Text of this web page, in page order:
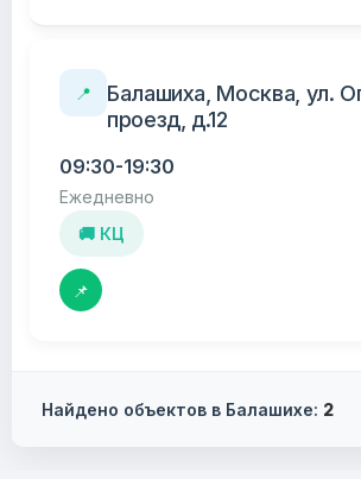
📍
Балашиха, Москва, ул.
проезд, д.12
09:30-19:30
Ежедневно
🚚 КЦ
📌
Найдено объектов в Балашихе: 2